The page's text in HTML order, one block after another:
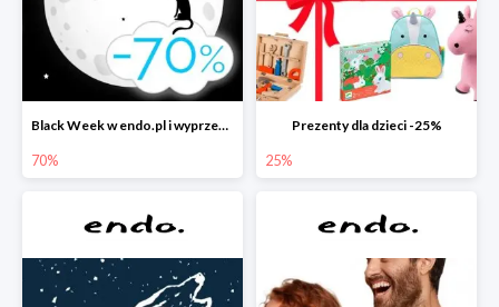
Black Week w endo.pl i wyprzedaże do -70&
70%
Prezenty dla dzieci -25%
25%